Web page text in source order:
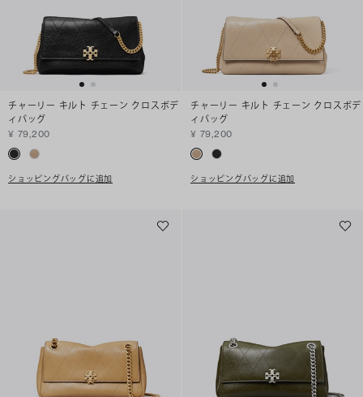
チャーリー キルト チェーン クロスボデ
ィバッグ
¥ 79,200
ショッピングバッグに追加
チャーリー キルト チェーン クロスボデ
ィバッグ
¥ 79,200
ショッピングバッグに追加